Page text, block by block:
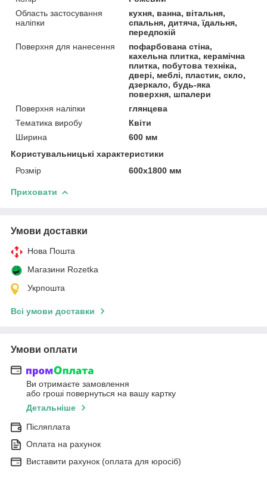
Область застосування
наліпки
кухня, ванна, вітальня,
спальня, дитяча, їдальня,
передпокій
Поверхня для нанесення
пофарбована стіна,
кахельна плитка, керамічна
плитка, побутова техніка,
двері, меблі, пластик, скло,
дзеркало, будь-яка
поверхня, шпалери
Поверхня наліпки
глянцева
Тематика виробу
Квіти
Ширина
600 мм
Користувальницькі характеристики
Розмір
600х1800 мм
Приховати
Умови доставки
Нова Пошта
Магазини Rozetka
Укрпошта
Всі умови доставки
Умови оплати
Ви отримаєте замовлення
або гроші повернуться на вашу картку
Детальніше
Післяплата
Оплата на рахунок
Виставити рахунок (оплата для юросіб)